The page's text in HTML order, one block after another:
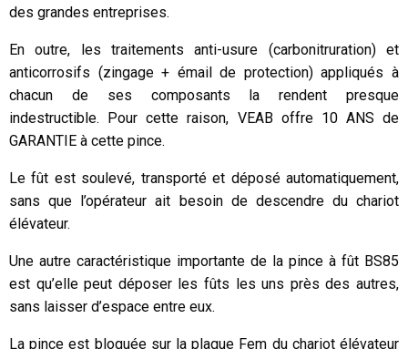
des grandes entreprises.
En outre, les traitements anti-usure (carbonitruration) et
anticorrosifs (zingage + émail de protection) appliqués à
chacun de ses composants la rendent presque
indestructible. Pour cette raison, VEAB offre 10 ANS de
GARANTIE à cette pince.
Le fût est soulevé, transporté et déposé automatiquement,
sans que l’opérateur ait besoin de descendre du chariot
élévateur.
Une autre caractéristique importante de la pince à fût BS85
est qu’elle peut déposer les fûts les uns près des autres,
sans laisser d’espace entre eux.
La pince est bloquée sur la plaque Fem du chariot élévateur